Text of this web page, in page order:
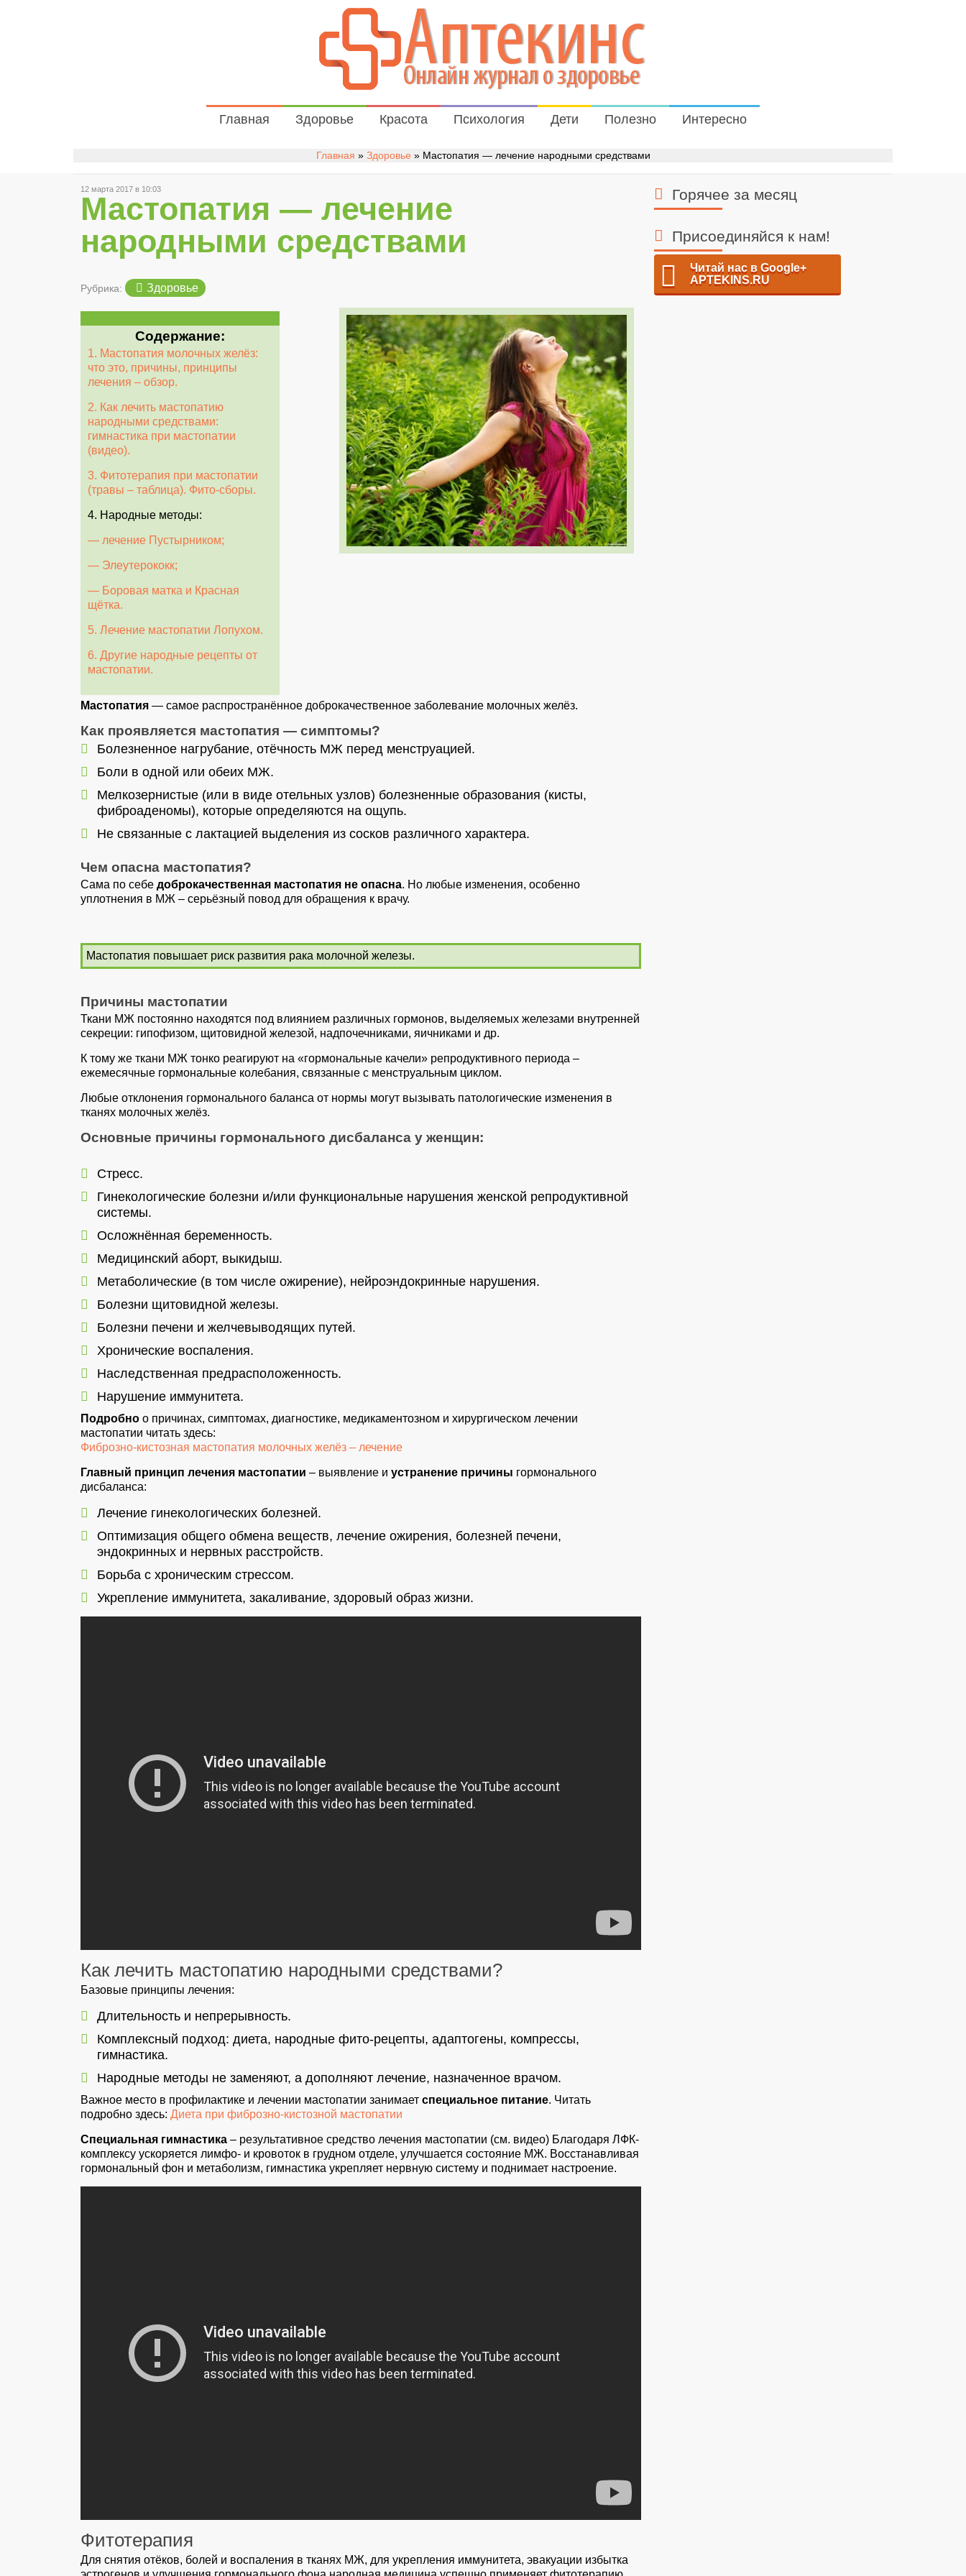
Главная Здоровье Красота Психология Дети Полезно Интересно
Главная » Здоровье » Мастопатия — лечение народными средствами
12 марта 2017 в 10:03
Мастопатия — лечение
народными средствами
Рубрика: Здоровье
Содержание:
1. Мастопатия молочных желёз:
что это, причины, принципы
лечения – обзор.
2. Как лечить мастопатию
народными средствами:
гимнастика при мастопатии
(видео).
3. Фитотерапия при мастопатии
(травы – таблица). Фито-сборы.
4. Народные методы:
— лечение Пустырником;
— Элеутерококк;
— Боровая матка и Красная
щётка.
5. Лечение мастопатии Лопухом.
6. Другие народные рецепты от
мастопатии.
Мастопатия — самое распространённое доброкачественное заболевание молочных желёз.
Как проявляется мастопатия — симптомы?
Болезненное нагрубание, отёчность МЖ перед менструацией.
Боли в одной или обеих МЖ.
Мелкозернистые (или в виде отельных узлов) болезненные образования (кисты,
фиброаденомы), которые определяются на ощупь.
Не связанные с лактацией выделения из сосков различного характера.
Чем опасна мастопатия?
Сама по себе доброкачественная мастопатия не опасна. Но любые изменения, особенно
уплотнения в МЖ – серьёзный повод для обращения к врачу.
Мастопатия повышает риск развития рака молочной железы.
Причины мастопатии
Ткани МЖ постоянно находятся под влиянием различных гормонов, выделяемых железами внутренней
секреции: гипофизом, щитовидной железой, надпочечниками, яичниками и др.
К тому же ткани МЖ тонко реагируют на «гормональные качели» репродуктивного периода –
ежемесячные гормональные колебания, связанные с менструальным циклом.
Любые отклонения гормонального баланса от нормы могут вызывать патологические изменения в
тканях молочных желёз.
Основные причины гормонального дисбаланса у женщин:
Стресс.
Гинекологические болезни и/или функциональные нарушения женской репродуктивной
системы.
Осложнённая беременность.
Медицинский аборт, выкидыш.
Метаболические (в том числе ожирение), нейроэндокринные нарушения.
Болезни щитовидной железы.
Болезни печени и желчевыводящих путей.
Хронические воспаления.
Наследственная предрасположенность.
Нарушение иммунитета.
Подробно о причинах, симптомах, диагностике, медикаментозном и хирургическом лечении
мастопатии читать здесь:
Фиброзно-кистозная мастопатия молочных желёз – лечение
Главный принцип лечения мастопатии – выявление и устранение причины гормонального
дисбаланса:
Лечение гинекологических болезней.
Оптимизация общего обмена веществ, лечение ожирения, болезней печени,
эндокринных и нервных расстройств.
Борьба с хроническим стрессом.
Укрепление иммунитета, закаливание, здоровый образ жизни.
Как лечить мастопатию народными средствами?
Базовые принципы лечения:
Длительность и непрерывность.
Комплексный подход: диета, народные фито-рецепты, адаптогены, компрессы,
гимнастика.
Народные методы не заменяют, а дополняют лечение, назначенное врачом.
Важное место в профилактике и лечении мастопатии занимает специальное питание. Читать
подробно здесь: Диета при фиброзно-кистозной мастопатии
Специальная гимнастика – результативное средство лечения мастопатии (см. видео) Благодаря ЛФК-
комплексу ускоряется лимфо- и кровоток в грудном отделе, улучшается состояние МЖ. Восстанавливая
гормональный фон и метаболизм, гимнастика укрепляет нервную систему и поднимает настроение.
Фитотерапия
Для снятия отёков, болей и воспаления в тканях МЖ, для укрепления иммунитета, эвакуации избытка
Горячее за месяц
Присоединяйся к нам!
Читай нас в Google+
APTEKINS.RU